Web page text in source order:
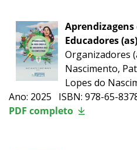
Aprendizagens
Educadores
Organizadores
Nascimento,
Lopes do
Ano: 2025 ISBN: 978-65-
PDF completo